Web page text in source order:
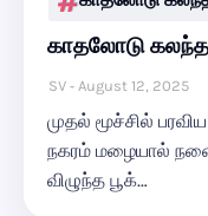
காதலோடு
SV August 12, 2025
முதல் மூச்சில்
நகரம் மழையால்
விழுந்த பூக்…